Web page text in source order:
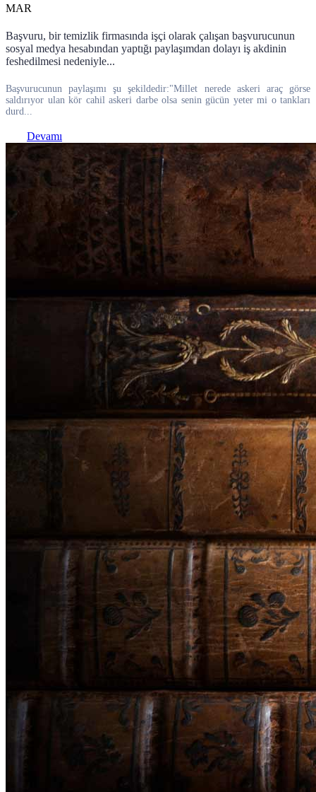
MAR
Başvuru, bir temizlik firmasında işçi olarak çalışan başvurucunun
sosyal medya hesabından yaptığı paylaşımdan dolayı iş akdinin
feshedilmesi nedeniyle...
Başvurucunun paylaşımı şu şekildedir:"Millet nerede askeri araç görse
saldırıyor ulan kör cahil askeri darbe olsa senin gücün yeter mi o tankları
durd...
Devamı